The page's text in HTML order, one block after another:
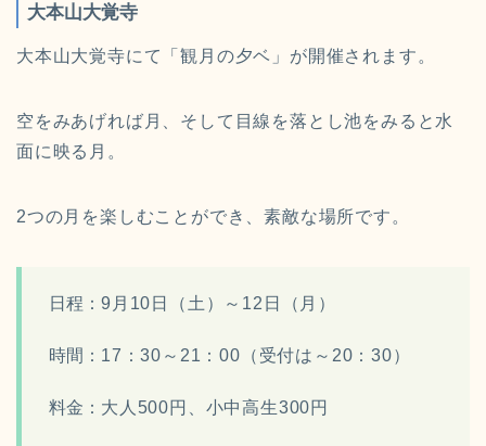
大本山大覚寺
大本山大覚寺にて「観月の夕ベ」が開催されます。
空をみあげれば月、そして目線を落とし池をみると水
面に映る月。
2つの月を楽しむことができ、素敵な場所です。
日程： 9月10日（土）～12日（月）
時間： 17：30～21：00（受付は～20：30）
料金： 大人500円、小中高生300円